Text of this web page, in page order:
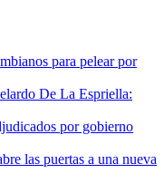
para pelear por
De La Espriella:
por gobierno
las puertas a una nueva